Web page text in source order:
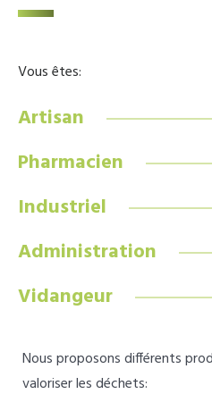
Vous êtes:
Artisan
Pharmacien
Industriel
Administration
Vidangeur
Nous proposons différents
valoriser les déchets: